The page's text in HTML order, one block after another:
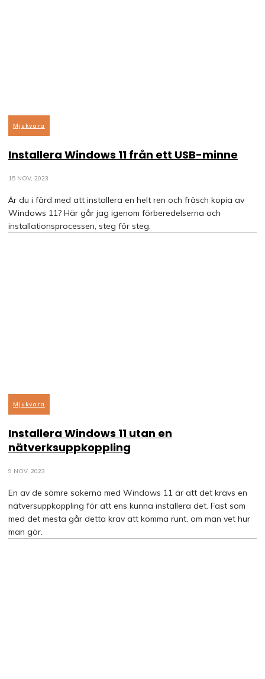
Mjukvara
Installera Windows 11 från ett USB-minne
15 NOV, 2023
Är du i färd med att installera en helt ren och fräsch kopia av
Windows 11? Här går jag igenom förberedelserna och
installationsprocessen, steg för steg.
Mjukvara
Installera Windows 11 utan en
nätverksuppkoppling
9 NOV, 2023
En av de sämre sakerna med Windows 11 är att det krävs en
nätversuppkoppling för att ens kunna installera det. Fast som
med det mesta går detta krav att komma runt, om man vet hur
man gör.